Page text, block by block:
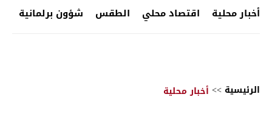
أخبار محلية اقتصاد محلي الطقس شؤون برلمانية
الرئيسية >> أخبار محلية